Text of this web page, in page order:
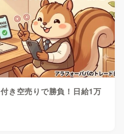
き空売りで勝負！日給1万